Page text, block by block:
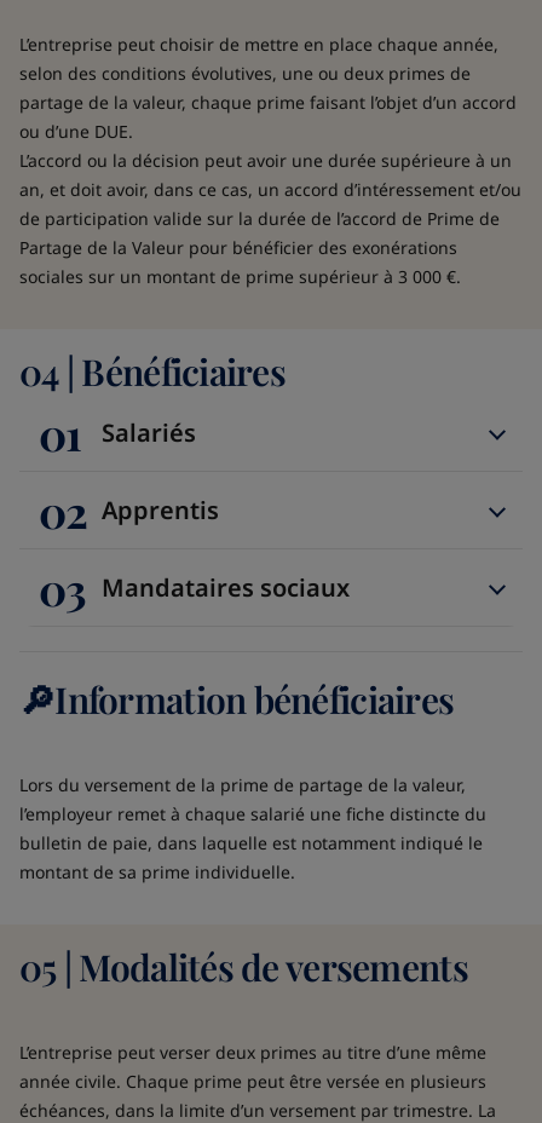
L’entreprise peut choisir de mettre en place chaque année,
selon des conditions évolutives, une ou deux primes de
partage de la valeur, chaque prime faisant l’objet d’un accord
ou d’une DUE.
L’accord ou la décision peut avoir une durée supérieure à un
an, et doit avoir, dans ce cas, un accord d’intéressement et/ou
de participation valide sur la durée de l’accord de Prime de
Partage de la Valeur pour bénéficier des exonérations
sociales sur un montant de prime supérieur à 3 000 €.
04 | Bénéficiaires
01 Salariés
02 Apprentis
03 Mandataires sociaux
🔎Information bénéficiaires
Lors du versement de la prime de partage de la valeur,
l’employeur remet à chaque salarié une fiche distincte du
bulletin de paie, dans laquelle est notamment indiqué le
montant de sa prime individuelle.
05 | Modalités de versements
L’entreprise peut verser deux primes au titre d’une même
année civile. Chaque prime peut être versée en plusieurs
échéances, dans la limite d’un versement par trimestre. La